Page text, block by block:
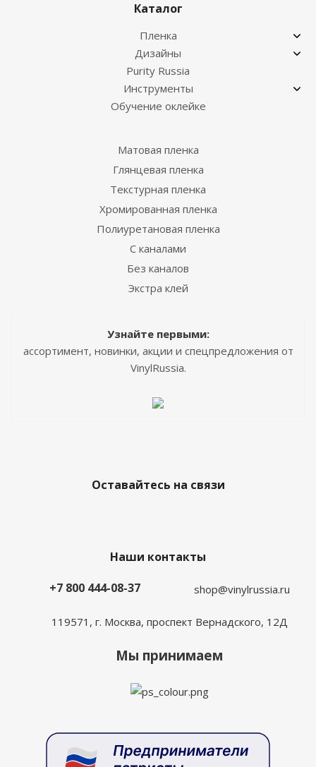
Каталог
Пленка
Дизайны
Purity Russia
Инструменты
Обучение оклейке
Матовая пленка
Глянцевая пленка
Текстурная пленка
Хромированная пленка
Полиуретановая пленка
С каналами
Без каналов
Экстра клей
Узнайте первыми:
ассортимент, новинки, акции и спецпредложения от
VinylRussia.
Оставайтесь на связи
Наши контакты
+7 800 444-08-37
shop@vinylrussia.ru
119571, г. Москва, проспект Вернадского, 12Д
Мы принимаем